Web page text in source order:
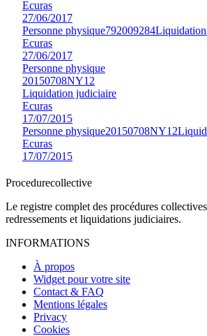
Ecuras
27/06/2017
Personne physique792009284
Ecuras
27/06/2017
Personne physique
20150708NY12
Liquidation judiciaire
Ecuras
17/07/2015
Personne physique20150708NY12
Ecuras
17/07/2015
Procedurecollective
Le registre complet des procédures
redressements et liquidations judiciaires.
INFORMATIONS
À propos
Widget pour votre site
Contact & FAQ
Mentions légales
Privacy
Cookies